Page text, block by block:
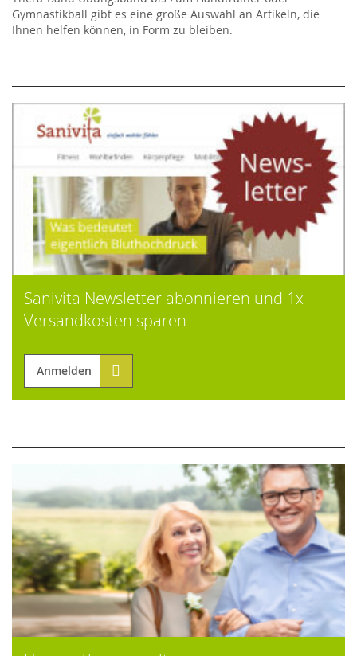
Sanivita Newsletter abonnieren und 1x
Versandkosten sparen
Anmelden
Gymnastikball gibt es eine große Auswahl an Artikeln, die
Ihnen helfen können, in Form zu bleiben.